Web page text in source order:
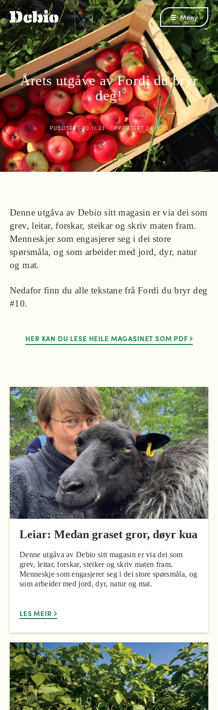
Årets utgåve av Fordi du bryr
deg!
PUBLISERT20.11.23 OPPDATERT24.11.23
Denne utgåva av Debio sitt magasin er via dei som
grev, leitar, forskar, steikar og skriv maten fram.
Menneskjer som engasjerer seg i dei store
spørsmåla, og som arbeider med jord, dyr, natur
og mat.
Nedafor finn du alle tekstane frå Fordi du bryr deg
#10.
HER KAN DU LESE HEILE MAGASINET SOM PDF
Leiar: Medan graset gror, døyr kua
Denne utgåva av Debio sitt magasin er via dei som
grev, leitar, forskar, steiker og skriv maten fram.
Menneskje som engasjerer seg i dei store spørsmåla, og
som arbeider med jord, dyr, natur og mat.
LES MEIR
Meny